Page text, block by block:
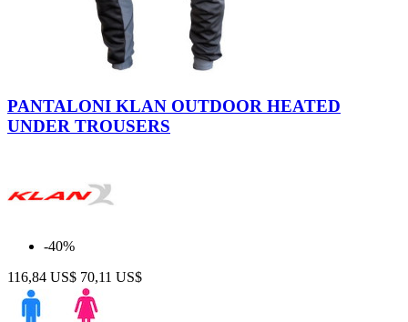
Nero
PANTALONI KLAN OUTDOOR HEATED
UNDER TROUSERS
-40%
116,84 US$ 70,11 US$